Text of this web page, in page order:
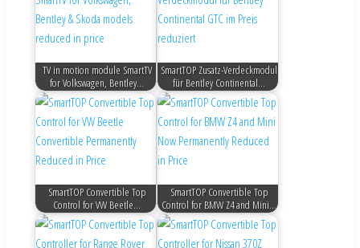
TV in motion module SmartTV
for Volkswagen, Bentley…
SmartTOP Zusatz-Verdeckmodul
für Bentley Continental…
SmartTOP Convertible Top
Control for VW Beetle…
SmartTOP Convertible Top
Control for BMW Z4 and Mini…